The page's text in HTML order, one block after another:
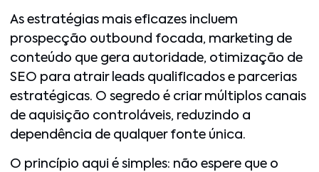
As estratégias mais eficazes incluem
prospecção outbound focada, marketing de
conteúdo que gera autoridade, otimização de
SEO para atrair leads qualificados e parcerias
estratégicas. O segredo é criar múltiplos canais
de aquisição controláveis, reduzindo a
dependência de qualquer fonte única.
O princípio aqui é simples: não espere que o